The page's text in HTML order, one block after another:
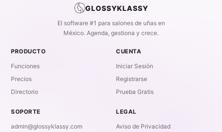
GLOSSYKLASSY
El software #1 para salones de uñas en
México. Agenda, gestiona y crece.
PRODUCTO
Funciones
Precios
Directorio
CUENTA
Iniciar Sesión
Registrarse
Prueba Gratis
SOPORTE
admin@glossyklassy.com
LEGAL
Aviso de Privacidad